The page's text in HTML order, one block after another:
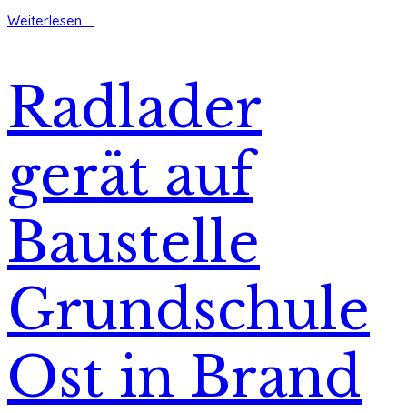
Weiterlesen ...
Radlader
gerät auf
Baustelle
Grundschule
Ost in Brand